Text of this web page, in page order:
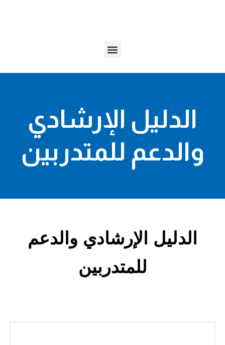
Menu
الدليل الإرشادي
والدعم للمتدربين
الدليل الإرشادي والدعم
للمتدربين